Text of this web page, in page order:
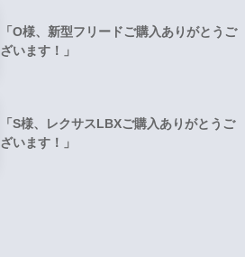
「O様、新型フリードご購入ありがとうご
ざいます！」
「S様、レクサスLBXご購入ありがとうご
ざいます！」